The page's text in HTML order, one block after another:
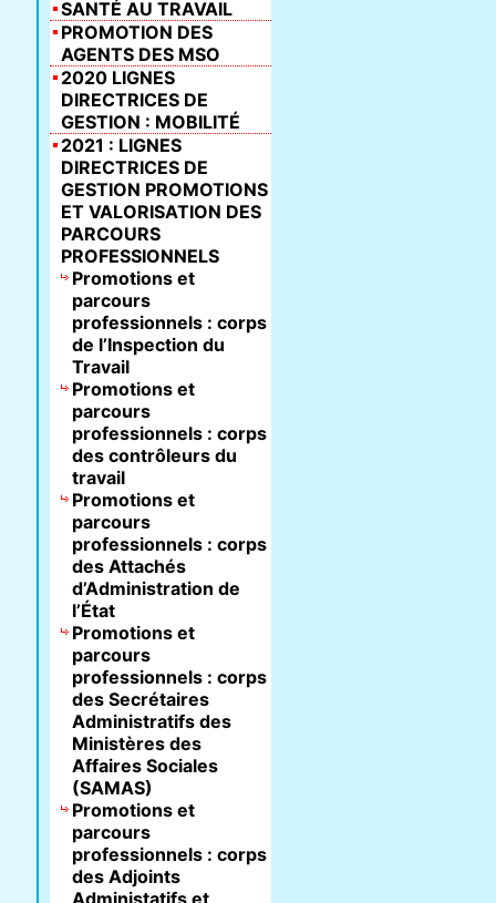
SANTÉ AU TRAVAIL
PROMOTION DES
AGENTS DES MSO
2020 LIGNES
DIRECTRICES DE
GESTION : MOBILITÉ
2021 : LIGNES
DIRECTRICES DE
GESTION PROMOTIONS
ET VALORISATION DES
PARCOURS
PROFESSIONNELS
Promotions et
parcours
professionnels : corps
de l’Inspection du
Travail
Promotions et
parcours
professionnels : corps
des contrôleurs du
travail
Promotions et
parcours
professionnels : corps
des Attachés
d’Administration de
l’État
Promotions et
parcours
professionnels : corps
des Secrétaires
Administratifs des
Ministères des
Affaires Sociales
(SAMAS)
Promotions et
parcours
professionnels : corps
des Adjoints
Administatifs et